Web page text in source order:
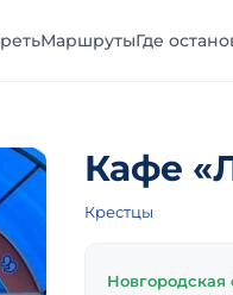
МаршрутыГде
Кафе
Крестцы
Новгородская